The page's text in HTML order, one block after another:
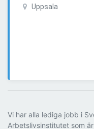
Uppsala
Vi har alla lediga jobb i
Arbetslivsinstitutet som